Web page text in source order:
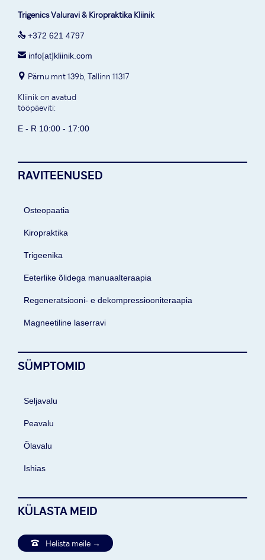
Trigenics Valuravi & Kiropraktika Kliinik
 +372 621 4797
 info[at]kliinik.com
 Pärnu mnt 139b, Tallinn 11317
Kliinik on avatud
tööpäeviti:
E - R 10:00 - 17:00
RAVITEENUSED
Osteopaatia
Kiropraktika
Trigeenika
Eeterlike õlidega manuaalteraapia
Regeneratsiooni- e dekompressiooniteraapia
Magneetiline laserravi
SÜMPTOMID
Seljavalu
Peavalu
Õlavalu
Ishias
KÜLASTA MEID
 Helista meile →